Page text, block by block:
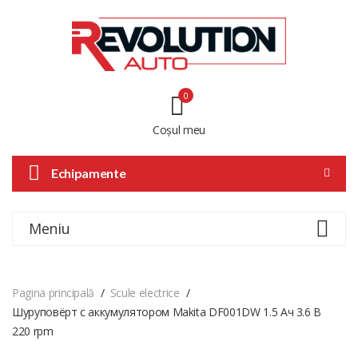
Coșul meu
0
Echipamente
Meniu
Pagina principală
Scule electrice
Шуруповёрт с аккумулятором Makita DF001DW 1.5 Ач 3.6 В
220 rpm